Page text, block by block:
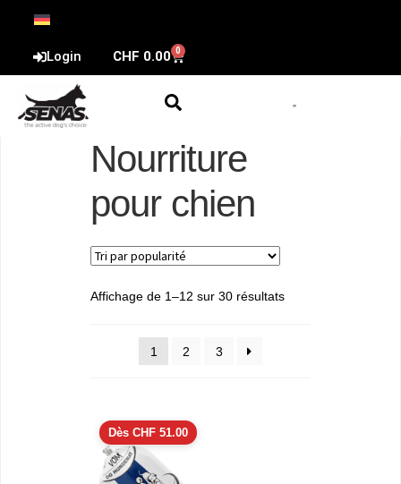
Login CHF 0.00 0
Nourriture
pour chien
Affichage de 1–12 sur 30 résultats
1 2 3
Dès CHF 51.00